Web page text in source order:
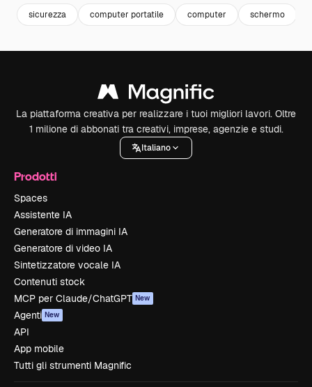
sicurezza computer portatile computer schermo
La piattaforma creativa per realizzare i tuoi migliori lavori. Oltre
1 milione di abbonati tra creativi, imprese, agenzie e studi.
Italiano
Prodotti
Spaces
Assistente IA
Generatore di immagini IA
Generatore di video IA
Sintetizzatore vocale IA
Contenuti stock
MCP per Claude/ChatGPT New
Agenti New
API
App mobile
Tutti gli strumenti Magnific